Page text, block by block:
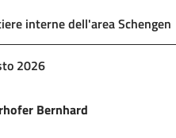
interne dell'area Schengen
2026
Bernhard